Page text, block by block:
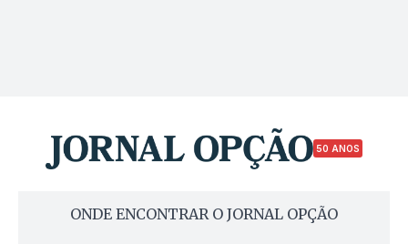
50 ANOS
ONDE ENCONTRAR O JORNAL OPÇÃO